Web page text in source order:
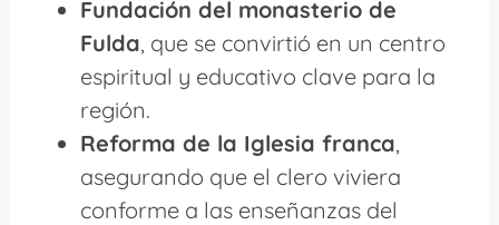
Fundación del monasterio de
Fulda, que se convirtió en un centro
espiritual y educativo clave para la
región.
Reforma de la Iglesia franca,
asegurando que el clero viviera
conforme a las enseñanzas del